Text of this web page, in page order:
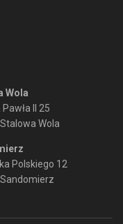
Wola
II 25
Wola
Polskiego 12